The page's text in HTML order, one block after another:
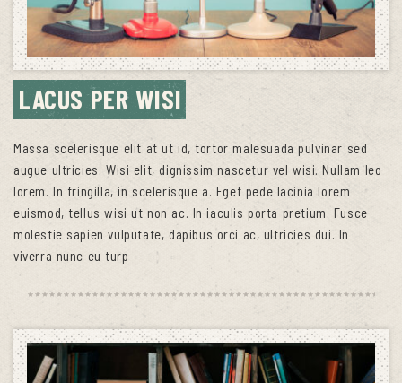
LACUS PER WISI
Massa scelerisque elit at ut id, tortor malesuada pulvinar sed
augue ultricies. Wisi elit, dignissim nascetur vel wisi. Nullam leo
lorem. In fringilla, in scelerisque a. Eget pede lacinia lorem
euismod, tellus wisi ut non ac. In iaculis porta pretium. Fusce
molestie sapien vulputate, dapibus orci ac, ultricies dui. In
viverra nunc eu turp